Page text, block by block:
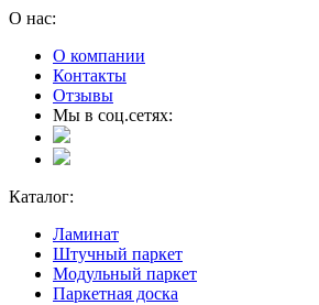
О нас:
О компании
Контакты
Отзывы
Мы в соц.сетях:
Каталог:
Ламинат
Штучный паркет
Модульный паркет
Паркетная доска